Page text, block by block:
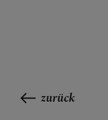
zurück